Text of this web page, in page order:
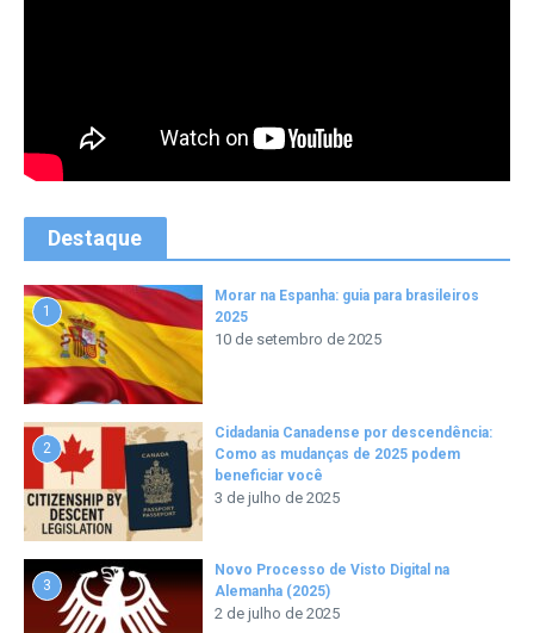
Destaque
1
Morar na Espanha: guia para brasileiros
2025
10 de setembro de 2025
2
Cidadania Canadense por descendência:
Como as mudanças de 2025 podem
beneficiar você
3 de julho de 2025
3
Novo Processo de Visto Digital na
Alemanha (2025)
2 de julho de 2025